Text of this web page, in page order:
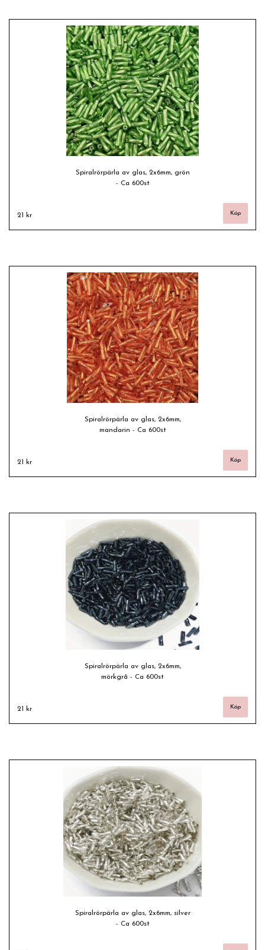
Spiralrörpärla av glas, 2x6mm, grön
- Ca 600st
21 kr
Spiralrörpärla av glas, 2x6mm,
mandarin - Ca 600st
21 kr
Spiralrörpärla av glas, 2x6mm,
mörkgrå - Ca 600st
21 kr
Spiralrörpärla av glas, 2x6mm, silver
- Ca 600st